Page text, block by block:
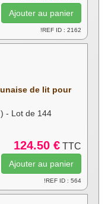
!REF ID : 2162
de lit pour
- Lot de 144
124.50 € TTC
!REF ID : 564